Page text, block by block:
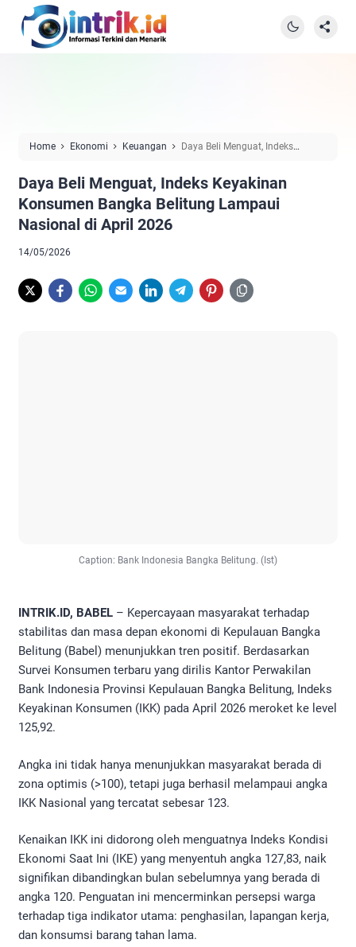
Home Ekonomi Keuangan
Daya Beli Menguat, Indeks
2026
Daya Beli Menguat, Indeks Keyakinan
Konsumen Bangka Belitung Lampaui
Nasional di April 2026
14/05/2026
Caption: Bank Indonesia Bangka Belitung. (Ist)
INTRIK.ID, BABEL – Kepercayaan masyarakat terhadap
stabilitas dan masa depan ekonomi di Kepulauan Bangka
Belitung (Babel) menunjukkan tren positif. Berdasarkan
Survei Konsumen terbaru yang dirilis Kantor Perwakilan
Bank Indonesia Provinsi Kepulauan Bangka Belitung, Indeks
Keyakinan Konsumen (IKK) pada April 2026 meroket ke level
125,92.
​Angka ini tidak hanya menunjukkan masyarakat berada di
zona optimis (>100), tetapi juga berhasil melampaui angka
IKK Nasional yang tercatat sebesar 123.
​Kenaikan IKK ini didorong oleh menguatnya Indeks Kondisi
Ekonomi Saat Ini (IKE) yang menyentuh angka 127,83, naik
signifikan dibandingkan bulan sebelumnya yang berada di
angka 120. Penguatan ini mencerminkan persepsi warga
terhadap tiga indikator utama: penghasilan, lapangan kerja,
dan konsumsi barang tahan lama.